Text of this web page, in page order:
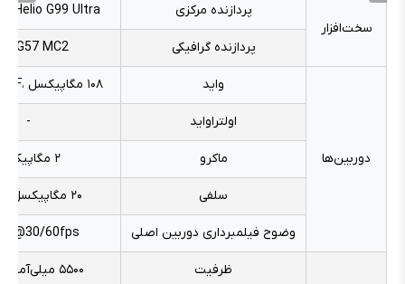
سخت‌افزار
پردازنده مرکزی Helio G99 Ultra
پردازنده گرافیکی G57 MC2
دوربین‌ها
واید ۱۰۸ مگاپیکسل ،f/1.7 ، PDAF
اولتراواید -
ماکرو ۲ مگاپیکسل
سلفی ۲۰ مگاپیکسل ، f/2.2
وضوح فیلمبرداری دوربین اصلی 60fps
ظرفیت ۵۵۰۰ میلی‌‌آمپر ساعت